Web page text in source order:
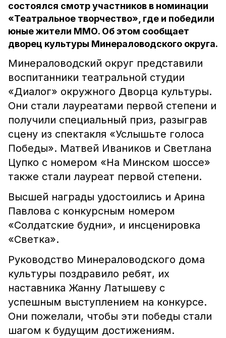
состоялся смотр участников в номинации
«Театральное творчество», где и победили
юные жители ММО. Об этом сообщает
дворец культуры Минераловодского округа.
Минераловодский округ представили
воспитанники театральной студии
«Диалог» окружного Дворца культуры.
Они стали лауреатами первой степени и
получили специальный приз, разыграв
сцену из спектакля «Услышьте голоса
Победы». Матвей Иваников и Светлана
Цупко с номером «На Минском шоссе»
также стали лауреат первой степени.
Высшей награды удостоились и Арина
Павлова с конкурсным номером
«Солдатские будни», и инсценировка
«Светка».
Руководство Минераловодского дома
культуры поздравило ребят, их
наставника Жанну Латышеву с
успешным выступлением на конкурсе.
Они пожелали, чтобы эти победы стали
шагом к будущим достижениям.